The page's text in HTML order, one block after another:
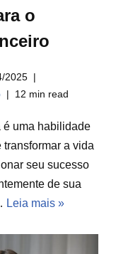
o
2025
12 min read
é uma habilidade
a vida
seu sucesso
de sua
Leia mais »